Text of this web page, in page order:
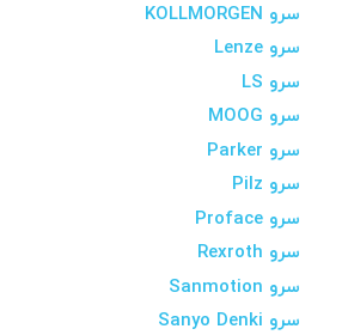
سرو KOLLMORGEN
سرو Lenze
سرو LS
سرو MOOG
سرو Parker
سرو Pilz
سرو Proface
سرو Rexroth
سرو Sanmotion
سرو Sanyo Denki